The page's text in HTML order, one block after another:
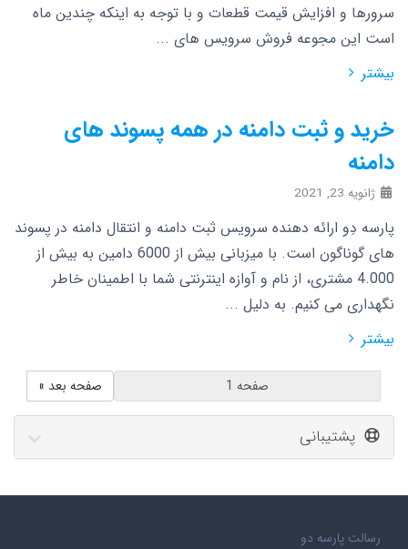
سرورها و افزایش قیمت قطعات و با توجه به اینکه چندین ماه
است این مجوعه فروش سرویس های ...
بیشتر
خرید و ثبت دامنه در همه پسوند های
دامنه
ژانویه 23, 2021
پارسه دِو ارائه دهنده سرویس ثبت دامنه و انتقال دامنه در پسوند
های گوناگون است. با میزبانی بیش از 6000 دامین به بیش از
4.000 مشتری، از نام و آوازه اینترنتی شما با اطمینان خاطر
نگهداری می کنیم. به دلیل ...
بیشتر
صفحه بعد »
پشتیبانی
رسالت پارسه دو